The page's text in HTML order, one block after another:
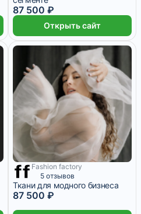
87 500 ₽
Открыть сайт
1 месяц
Fashion factory
5 отзывов
Ткани для модного бизнеса
87 500 ₽